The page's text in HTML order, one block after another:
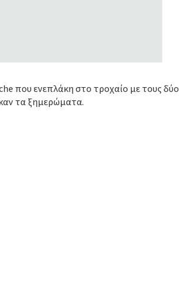
που ενεπλάκη στο τροχαίο με τους δύο
τα ξημερώματα.